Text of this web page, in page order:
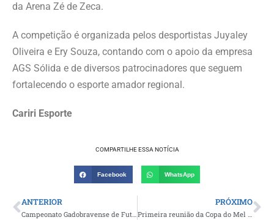
da Arena Zé de Zeca.
A competição é organizada pelos desportistas Juyaley
Oliveira e Ery Souza, contando com o apoio da empresa
AGS Sólida e de diversos patrocinadores que seguem
fortalecendo o esporte amador regional.
Cariri Esporte
COMPARTILHE ESSA NOTÍCIA
Facebook WhatsApp
ANTERIOR
Campeonato Gadobravense de Futebol tem sequência neste fim de semana com grandes jogos válidos pela sexta rodada
PRÓXIMO
Primeira reunião da Copa do Mel de Futebol edição 2026 acontece nesta sexta-feira de forma online